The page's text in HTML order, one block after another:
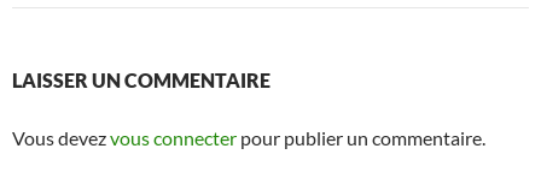
LAISSER UN COMMENTAIRE
Vous devezvous connecter pour publier un commentaire.